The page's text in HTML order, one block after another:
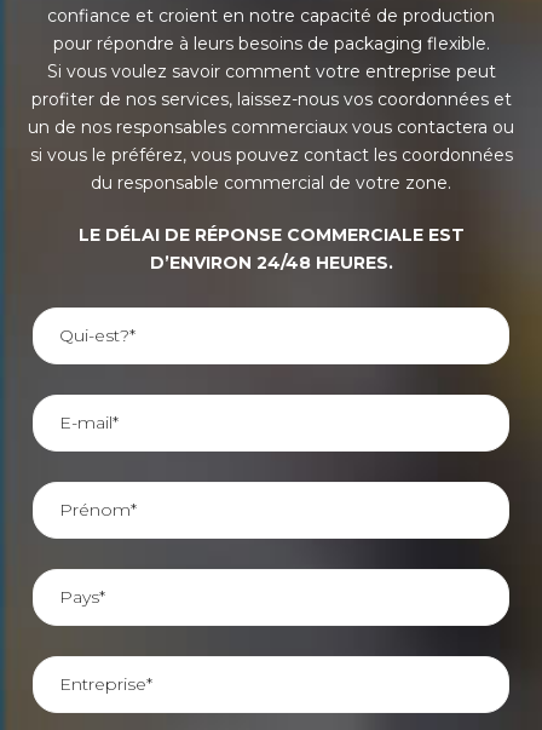
confiance et croient en notre capacité de production
pour répondre à leurs besoins de packaging flexible.
Si vous voulez savoir comment votre entreprise peut
profiter de nos services, laissez-nous vos coordonnées et
un de nos responsables commerciaux vous contactera ou
si vous le préférez, vous pouvez contact les coordonnées
du responsable commercial de votre zone.
LE DÉLAI DE RÉPONSE COMMERCIALE EST
D’ENVIRON 24/48 HEURES.